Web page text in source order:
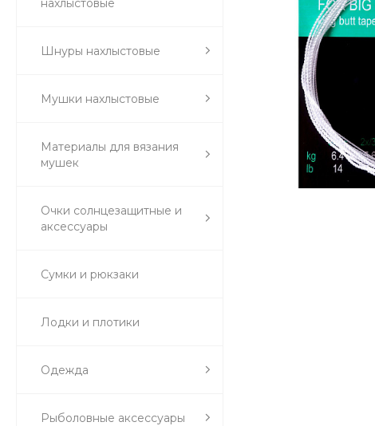
нахлыстовые
Шнуры нахлыстовые
Мушки нахлыстовые
Материалы для вязания
мушек
Очки солнцезащитные и
аксессуары
Сумки и рюкзаки
Лодки и плотики
Одежда
Рыболовные аксессуары